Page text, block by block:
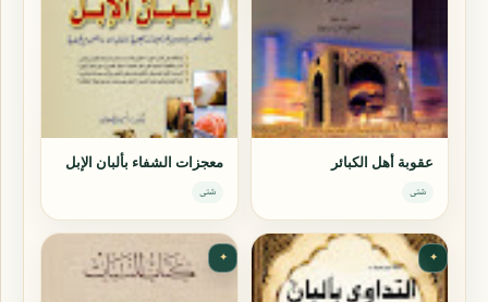
عقوبة أهل الكبائر
شتى
معجزات الشفاء بألبان الإبل
شتى
✦
✦